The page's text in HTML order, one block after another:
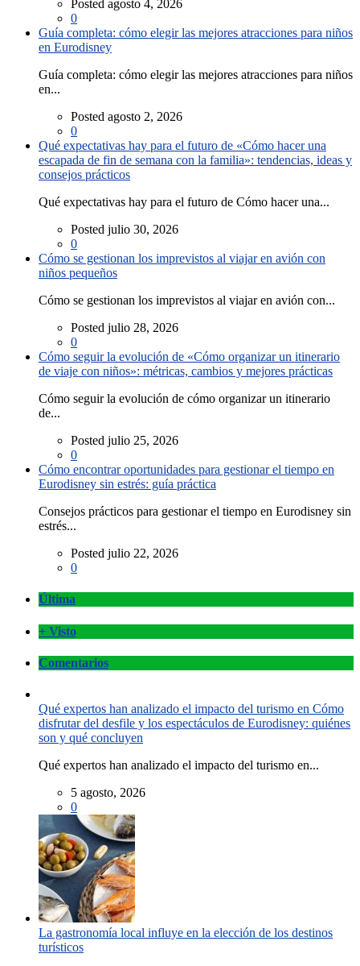
Posted agosto 4, 2026
0
Guía completa: cómo elegir las mejores atracciones para niños
en Eurodisney
Guía completa: cómo elegir las mejores atracciones para niños
en...
Posted agosto 2, 2026
0
Qué expectativas hay para el futuro de «Cómo hacer una
escapada de fin de semana con la familia»: tendencias, ideas y
consejos prácticos
Qué expectativas hay para el futuro de Cómo hacer una...
Posted julio 30, 2026
0
Cómo se gestionan los imprevistos al viajar en avión con
niños pequeños
Cómo se gestionan los imprevistos al viajar en avión con...
Posted julio 28, 2026
0
Cómo seguir la evolución de «Cómo organizar un itinerario
de viaje con niños»: métricas, cambios y mejores prácticas
Cómo seguir la evolución de cómo organizar un itinerario
de...
Posted julio 25, 2026
0
Cómo encontrar oportunidades para gestionar el tiempo en
Eurodisney sin estrés: guía práctica
Consejos prácticos para gestionar el tiempo en Eurodisney sin
estrés...
Posted julio 22, 2026
0
Última
+ Visto
Comentarios
Qué expertos han analizado el impacto del turismo en Cómo
disfrutar del desfile y los espectáculos de Eurodisney: quiénes
son y qué concluyen
Qué expertos han analizado el impacto del turismo en...
5 agosto, 2026
0
La gastronomía local influye en la elección de los destinos
turísticos